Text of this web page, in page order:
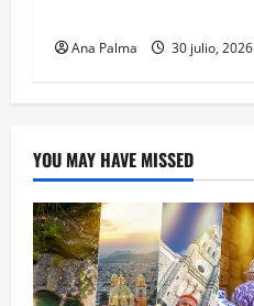
Ana Palma 30 julio, 2026
YOU MAY HAVE MISSED